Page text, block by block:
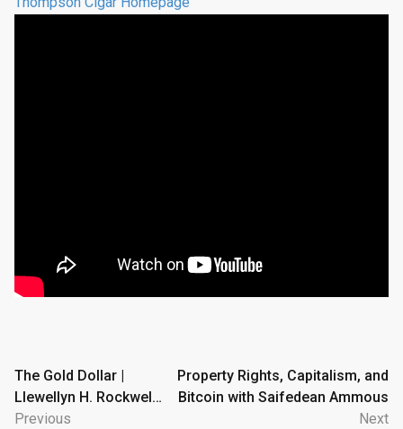
Post
navigation
The Gold Dollar |
Llewellyn H. Rockwell,
Jr.
Previous
Property Rights, Capitalism, and
Bitcoin with Saifedean Ammous
Next